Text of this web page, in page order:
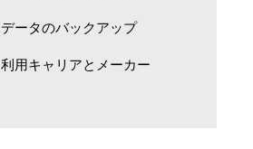
データのバックアップ
利用キャリアとメーカー